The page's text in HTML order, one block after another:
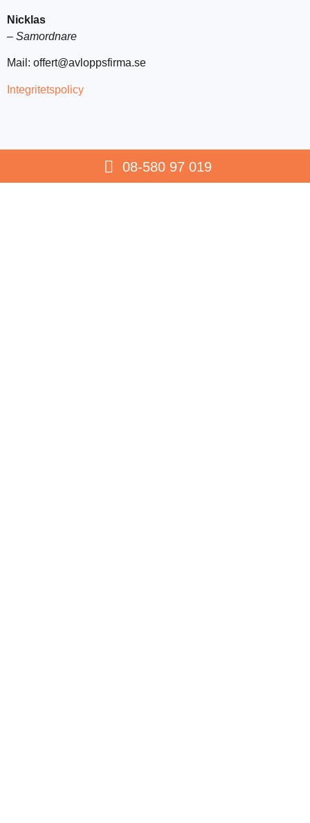
Nicklas
– Samordnare
Mail: offert@avloppsfirma.se
Integritetspolicy
08-580 97 019